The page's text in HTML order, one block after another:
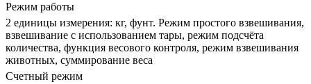
Режим работы
2 единицы измерения: кг, фунт. Режим простого взвешивания,
взвешивание с использованием тары, режим подсчёта
количества, функция весового контроля, режим взвешивания
животных, суммирование веса
Счетный режим